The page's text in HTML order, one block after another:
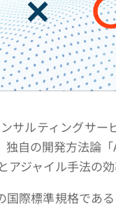
ルティングサ
自の開発方法論
ジャイル手法の効
際標準規格であ